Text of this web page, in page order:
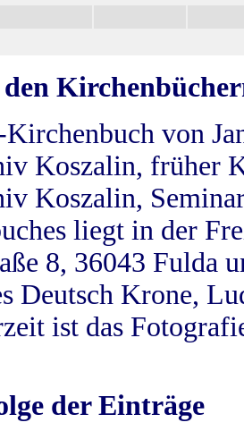
von
Koszalin, früher
Koszalin,
liegt in der
8, 36043 Fulda
Deutsch Krone,
ist das
der Einträge